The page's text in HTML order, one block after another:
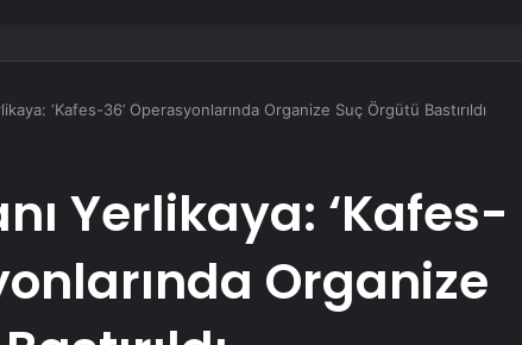
‘Kafes-36’ Operasyonlarında Organize Suç Örgütü Bastırıldı
Yerlikaya: ‘Kafes-
Organize